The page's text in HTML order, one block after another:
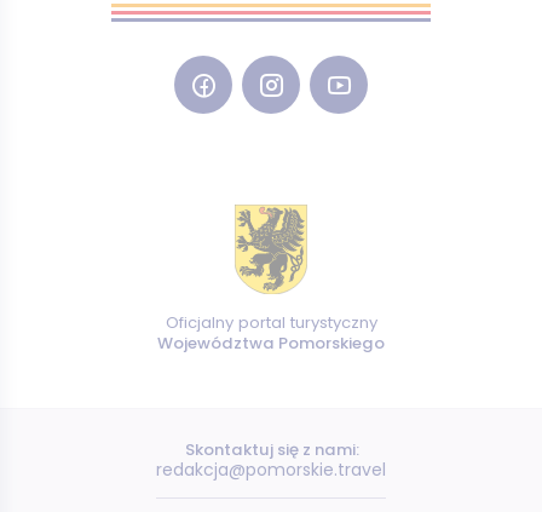
Oficjalny portal turystyczny
Województwa Pomorskiego
Skontaktuj się z nami:
redakcja@pomorskie.travel